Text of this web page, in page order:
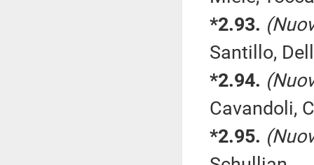
*2.93.
Santillo,
*2.94.
Cavandoli,
*2.95.